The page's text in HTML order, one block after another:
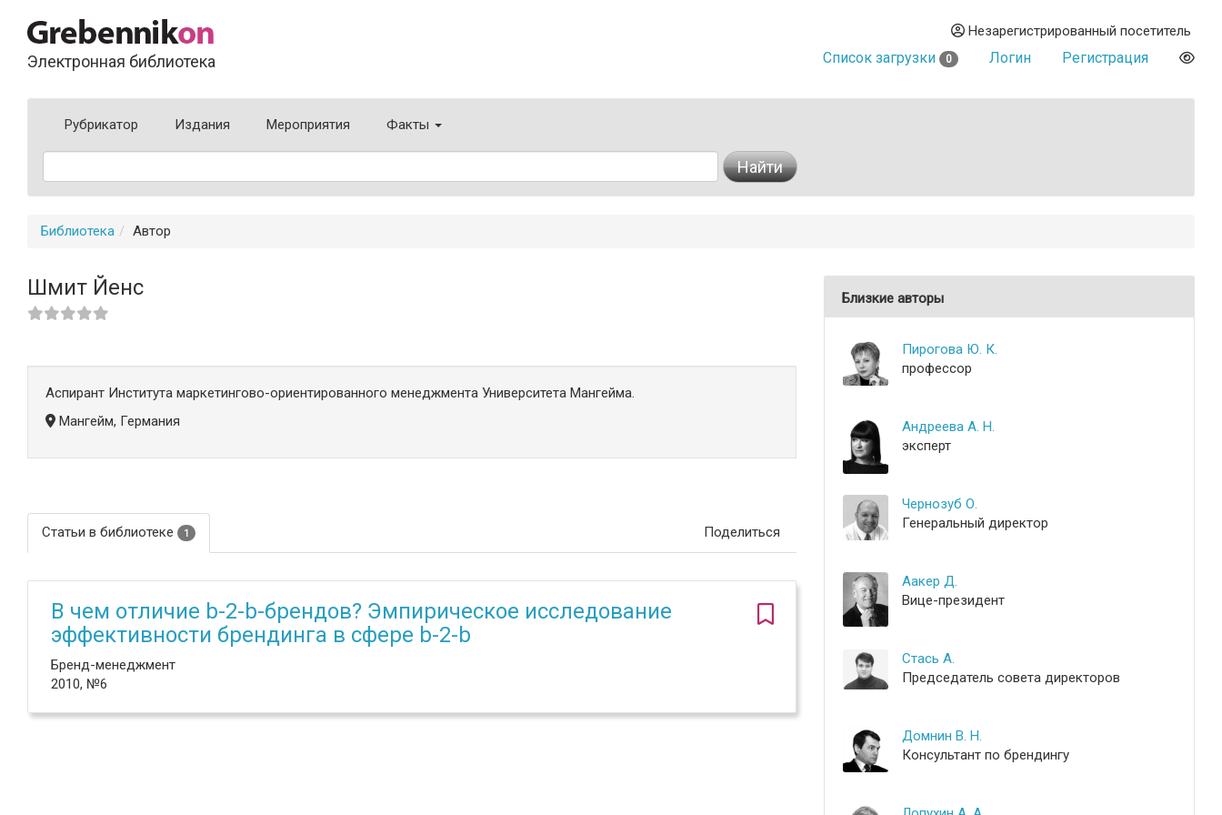
Электронная библиотека
Незарегистрированный посетитель
Список загрузки 0 Логин Регистрация
Рубрикатор Издания Мероприятия Факты
Найти
Библиотека Автор
Шмит Йенс
Аспирант Института маркетингово-ориентированного менеджмента Университета Мангейма.
Мангейм, Германия
Статьи в библиотеке 1 Поделиться
В чем отличие b-2-b-брендов? Эмпирическое исследование
эффективности брендинга в сфере b-2-b
Бренд-менеджмент
2010, №6
Близкие авторы
Пирогова Ю. К.
профессор
Андреева А. Н.
эксперт
Чернозуб О.
Генеральный директор
Аакер Д.
Вице-президент
Стась А.
Председатель совета директоров
Домнин В. Н.
Консультант по брендингу